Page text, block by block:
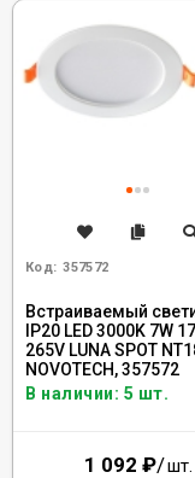
Код: 357572
Встраиваемый
IP20 LED 3000K 7W
265V LUNA SPOT
NOVOTECH, 357572
В наличии: 5 шт.
1 092 ₽/шт.